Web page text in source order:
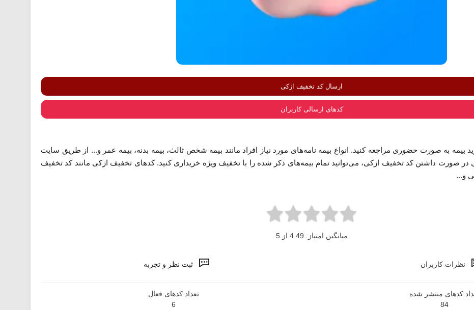
ارسال کد تخفیف ازکی
کدهای ارسالی کاربران
بیمه به صورت حضوری مراجعه کنید. انواع بیمه نامه‌های مورد نیاز افراد مانند بیمه شخص ثالث، بیمه بدنه، بیمه عمر و... از طریق سایت
صورت داشتن کد تخفیف ازکی، می‌توانید تمام بیمه‌های ذکر شده را با تخفیف ویژه خریداری کنید. کدهای تخفیف ازکی مانند کد تخفیف
و...
میانگین امتیاز: 4.49 از 5
نظرات کاربران ثبت نظر و تجربه
کدهای منتشر شده
84
تعداد کدهای فعال
6